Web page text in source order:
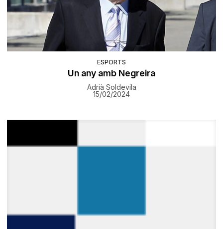
ESPORTS
Un any amb Negreira
Adrià Soldevila
15/02/2024